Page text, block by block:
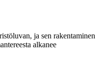
ja sen rakentaminen
alkanee